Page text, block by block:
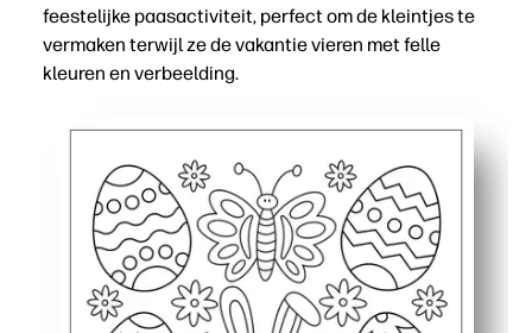
feestelijke paasactiviteit, perfect om de kleintjes te
vermaken terwijl ze de vakantie vieren met felle
kleuren en verbeelding.
Eenvoudig printen en gebruiken: je hoeft alleen maar
Houdt kinderen betrokken - opvallende lijnen en
Ontwikkelt vaardigheden - uw kind oefent tijdens het
Veelzijdig voor elk schema: gebruik hem voor vroege